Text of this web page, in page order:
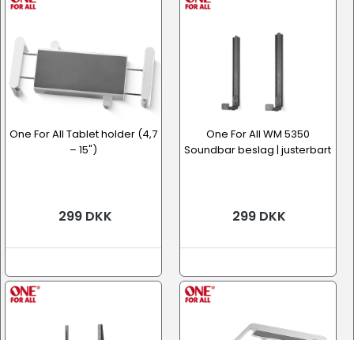
One For All Tablet holder (4,7
– 15")
299 DKK
One For All WM 5350
Soundbar beslag | justerbart
299 DKK